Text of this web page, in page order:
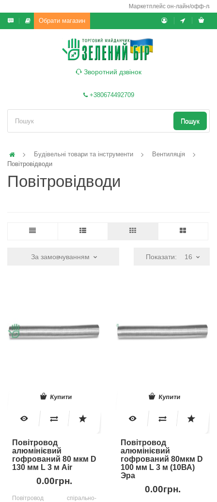
Маркетплейс он-лайн/офф-лайн
Обрати магазин
Зворотний дзвінок
+380674492709
Пошук
Будівельні товари та інструменти
Вентиляція
Повітровідводи
Повітровідводи
За замовчуванням Показати: 16
Купити
Повітровод
алюмінієвий
гофрований 80 мкм D
130 мм L 3 м Air
0.00грн.
Повітровод спірально-
Купити
Повітровод
алюмінієвий
гофрований 80мкм D
100 мм L 3 м (10ВА)
Эра
0.00грн.